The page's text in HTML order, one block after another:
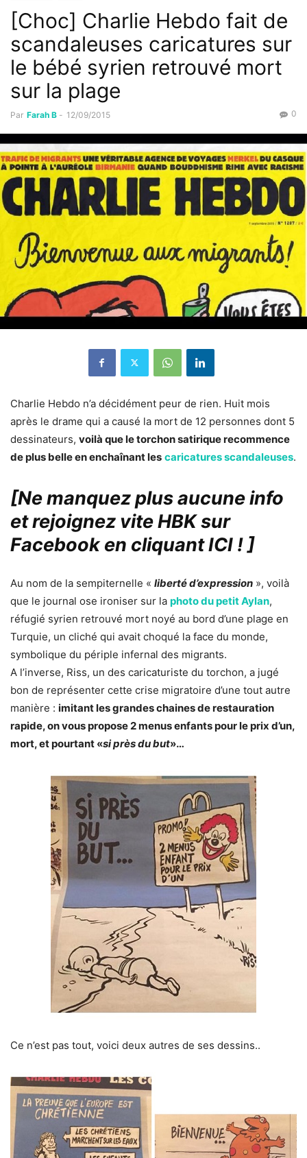
[Choc] Charlie Hebdo fait de
scandaleuses caricatures sur
le bébé syrien retrouvé mort
sur la plage
Par Farah B - 12/09/2015 0
Charlie Hebdo n’a décidément peur de rien. Huit mois
après le drame qui a causé la mort de 12 personnes dont 5
dessinateurs, voilà que le torchon satirique recommence
de plus belle en enchaînant les caricatures scandaleuses.
[Ne manquez plus aucune info
et rejoignez vite HBK sur
Facebook en cliquant ICI !]
Au nom de la sempiternelle « liberté d’expression », voilà
que le journal ose ironiser sur la photo du petit Aylan,
réfugié syrien retrouvé mort noyé au bord d’une plage en
Turquie, un cliché qui avait choqué la face du monde,
symbolique du périple infernal des migrants.
A l’inverse, Riss, un des caricaturiste du torchon, a jugé
bon de représenter cette crise migratoire d’une tout autre
manière : imitant les grandes chaines de restauration
rapide, on vous propose 2 menus enfants pour le prix d’un,
mort, et pourtant «si près du but»…
Ce n’est pas tout, voici deux autres de ses dessins..